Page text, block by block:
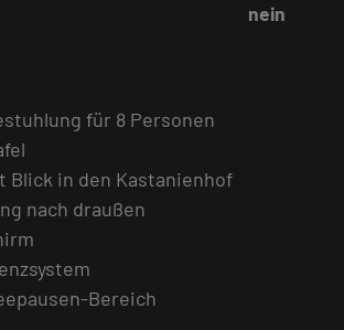
nein
für 8 Personen
Blick in den Kastanienhof
nach draußen
Bereich